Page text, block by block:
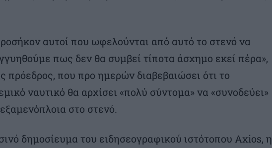
αυτοί που ωφελούνται από αυτό το στενό να
πως δεν θα συμβεί τίποτα άσχημο εκεί πέρα»,
πρόεδρος, που προ ημερών διαβεβαιώσει ότι το
ναυτικό θα αρχίσει «πολύ σύντομα» να «συνοδεύει»
στο στενό.
δημοσίευμα του ειδησεογραφικού ιστότοπου Axios, η